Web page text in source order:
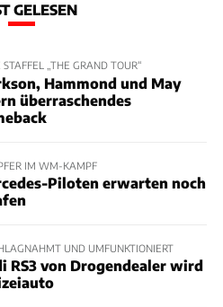
GELESEN
STAFFEL „THE GRAND TOUR“
Hammond und May
überraschendes
IM WM-KAMPF
Piloten erwarten noch
UND UMFUNKTIONIERT
RS3 von Drogendealer wird